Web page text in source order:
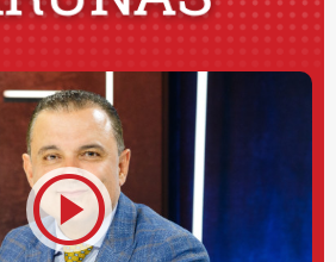
play_circle